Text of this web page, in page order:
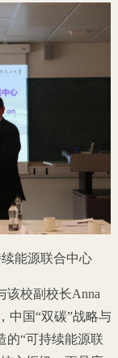
能源联合中心
该校副校长Anna
中国“双碳”战略与
的“可持续能源联